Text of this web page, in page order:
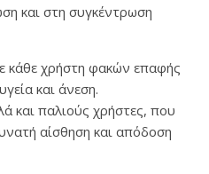
και στη συγκέντρωση
κάθε χρήστη φακών επαφής
και άνεση.
και παλιούς χρήστες, που
αίσθηση και απόδοση